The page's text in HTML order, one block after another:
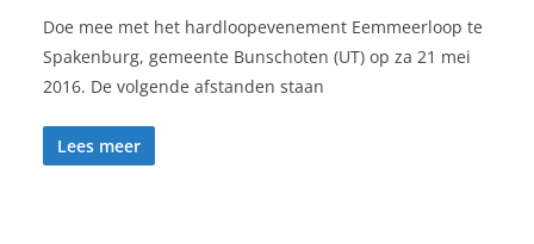
Doe mee met het hardloopevenement Eemmeerloop te
Spakenburg, gemeente Bunschoten (UT) op za 21 mei
2016. De volgende afstanden staan
Lees meer